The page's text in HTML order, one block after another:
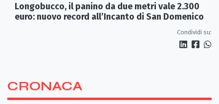
Longobucco, il panino da due metri vale 2.300
euro: nuovo record all’Incanto di San Domenico
Condividi su:
CRONACA